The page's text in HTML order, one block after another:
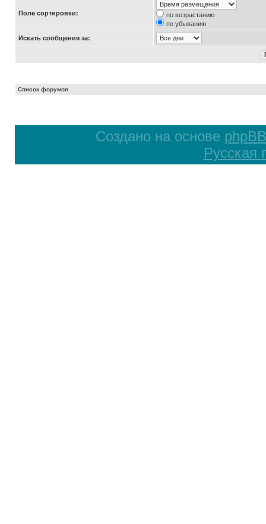
Поле сортировки:
по возрастанию
по убыванию
Искать сообщения за:
Список форумов
Создано на основе phpBB
Русская